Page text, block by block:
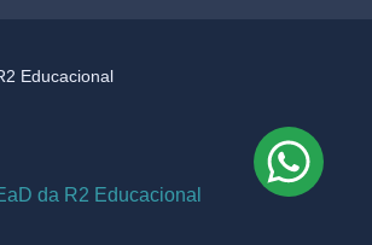
Educacional
da R2 Educacional